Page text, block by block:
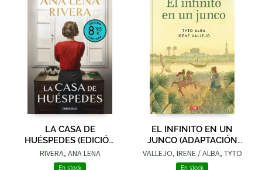
LA CASA DE
HUÉSPEDES (EDICIÓN
LIMITADA · VERANO)
RIVERA, ANA LENA
En stock
EL INFINITO EN UN
JUNCO (ADAPTACIÓN
GRÁFICA)
VALLEJO, IRENE / ALBA, TYTO
En stock